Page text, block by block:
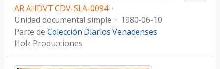
AR AHDVT CDV-SLA-0094 ·
Unidad documental simple · 1980-06-10
Parte de Colección Diarios Venadenses
Holz Producciones